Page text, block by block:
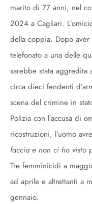
marito di 77 anni, nel
2024 a Cagliari.
della coppia. Dopo
telefonato a una delle
sarebbe stata aggredita
circa dieci fendenti
scena del crimine in
Polizia con l’accusa di
ricostruzioni, l’uomo
faccia e non ci ho visto
Tre femminicidi a
ad aprile e altrettanti a
gennaio.